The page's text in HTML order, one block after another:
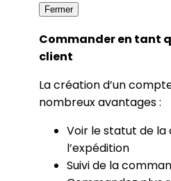
Fermer
Commander en tant
client
La création d’un
nombreux avantages :
Voir le statut de
l’expédition
Suivi de la